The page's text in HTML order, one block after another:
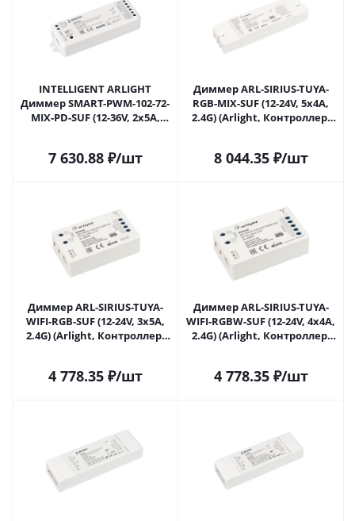
INTELLIGENT ARLIGHT
Диммер SMART-PWM-102-72-
MIX-PD-SUF (12-36V, 2x5A,
Москве
7 630.88₽/шт
Диммер ARL-SIRIUS-TUYA-
RGB-MIX-SUF (12-24V, 5x4A,
2.4G) (Arlight, Контроллер)
8 044.35₽/шт
Диммер ARL-SIRIUS-TUYA-
WIFI-RGB-SUF (12-24V, 3x5A,
2.4G) (Arlight, Контроллер)
4 778.35₽/шт
Диммер ARL-SIRIUS-TUYA-
WIFI-RGBW-SUF (12-24V, 4x4A,
2.4G) (Arlight, Контроллер)
4 778.35₽/шт